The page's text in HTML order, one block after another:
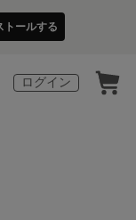
トールする
ログイン